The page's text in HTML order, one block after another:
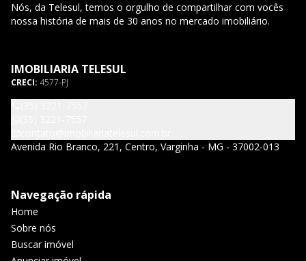
Nós, da Telesul, temos o orgulho de compartilhar com vocês
nossa história de mais de 30 anos no mercado imobiliário.
IMOBILIARIA TELESUL
CRECI: 4577-PJ
Avenida Rio Branco, 221, Centro, Varginha - MG - 37002-013
Navegação rápida
Home
Sobre nós
Buscar imóvel